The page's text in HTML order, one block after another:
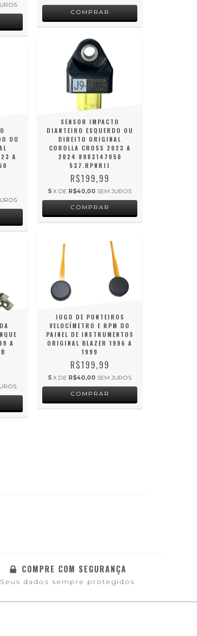
OU
A
SENSOR IMPACTO
DIANTEIRO ESQUERDO OU
DIREITO ORIGINAL
COROLLA CROSS 2023 A
2024 8983147050
537.RPNRJJ
R$199,99
5 X DE R$40,00 SEM JUROS
A
JOGO DE PONTEIROS
VELOCÍMETRO E RPM DO
PAINEL DE INSTRUMENTOS
ORIGINAL BLAZER 1996 A
1999
R$199,99
5 X DE R$40,00 SEM JUROS
COMPRE COM SEGURANÇA
Seus dados sempre protegidos